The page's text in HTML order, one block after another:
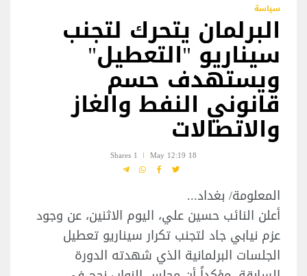
سياسة
البرلمان يتحرك لتجنب
سيناريو "التعطيل"
ويستهدف حسم
قانوني النفط والغاز
والاتصالات
18 May 12:19
1 Shares
المعلومة/ بغداد...
أعلن النائب حسين علي، اليوم الاثنين، عن وجود
عزم نيابي جاد لتجنب تكرار سيناريو تعطيل
الجلسات البرلمانية الذي شهدته الدورة